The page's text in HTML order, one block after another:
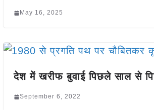
May 16, 2025
देश में खरीफ बुवाई पिछले साल से
September 6, 2022